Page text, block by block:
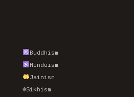
Buddhism
Hinduism
Jainism
☬Sikhism